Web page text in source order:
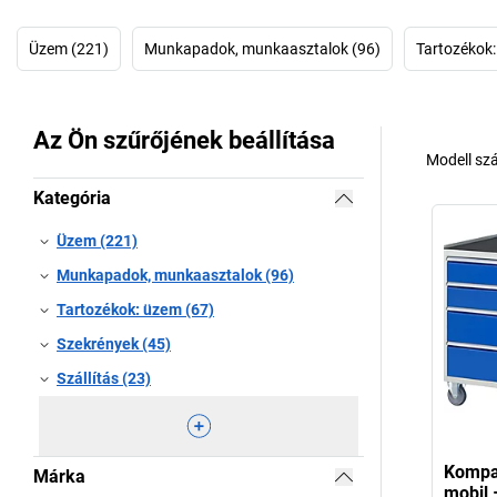
Üzem (221) Munkapadok, munkaasztalok (96)
Az Ön szűrőjének beállítása
Kategória
Üzem (221)
Munkapadok, munkaasztalok (96)
Tartozékok: üzem (67)
Szekrények (45)
Szállítás (23)
Márka
Modell
mobil